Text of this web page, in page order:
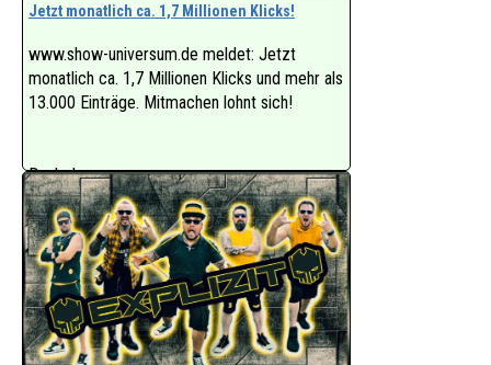
Jetzt monatlich ca. 1,7 Millionen Klicks!
www.show-universum.de meldet: Jetzt
monatlich ca. 1,7 Millionen Klicks und mehr als
13.000 Einträge. Mitmachen lohnt sich!
Danke!
Harry Fox